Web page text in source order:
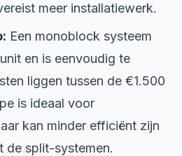
meer installatiewerk.
Een monoblock systeem
en is eenvoudig te
liggen tussen de €1.500
is ideaal voor
kan minder efficiënt zijn
de split-systemen.